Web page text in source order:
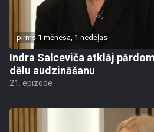
pirms 1 mēneša, 1 nedēļas
Indra Salceviča atklāj
dēlu audzināšanu
21. epizode